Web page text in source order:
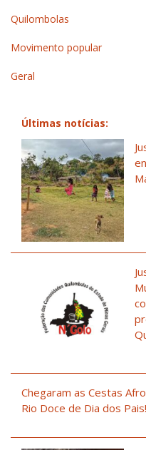
Quilombolas
Movimento popular
Geral
Últimas notícias:
Chegaram as Cestas
Rio Doce de Dia dos Pais!